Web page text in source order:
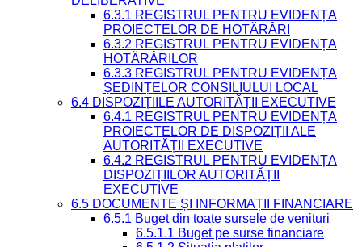
6.3.1 REGISTRUL PENTRU EVIDENȚA
PROIECTELOR DE HOTĂRÂRI
6.3.2 REGISTRUL PENTRU EVIDENȚA
HOTĂRÂRILOR
6.3.3 REGISTRUL PENTRU EVIDENȚA
ȘEDINȚELOR CONSILIULUI LOCAL
6.4 DISPOZIȚIILE AUTORITĂȚII EXECUTIVE
6.4.1 REGISTRUL PENTRU EVIDENȚA
PROIECTELOR DE DISPOZIȚII ALE
AUTORITĂȚII EXECUTIVE
6.4.2 REGISTRUL PENTRU EVIDENȚA
DISPOZIȚIILOR AUTORITĂȚII
EXECUTIVE
6.5 DOCUMENTE ȘI INFORMAȚII FINANCIARE
6.5.1 Buget din toate sursele de venituri
6.5.1.1 Buget pe surse financiare